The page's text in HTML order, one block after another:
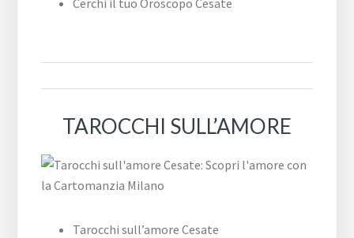
Cerchi il tuo Oroscopo Cesate
TAROCCHI SULL’AMORE
Tarocchi sull’amore Cesate